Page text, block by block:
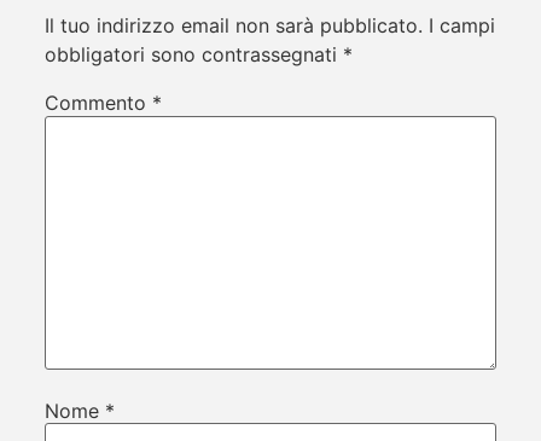
Il tuo indirizzo email non sarà pubblicato. I campi
obbligatori sono contrassegnati *
Commento *
Nome *